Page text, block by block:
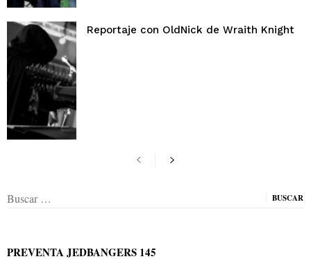
Reportaje con OldNick de Wraith Knight
Buscar:
PREVENTA JEDBANGERS 145